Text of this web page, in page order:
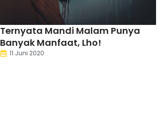
Ternyata Mandi Malam Punya
Banyak Manfaat, Lho!
11 Juni 2020